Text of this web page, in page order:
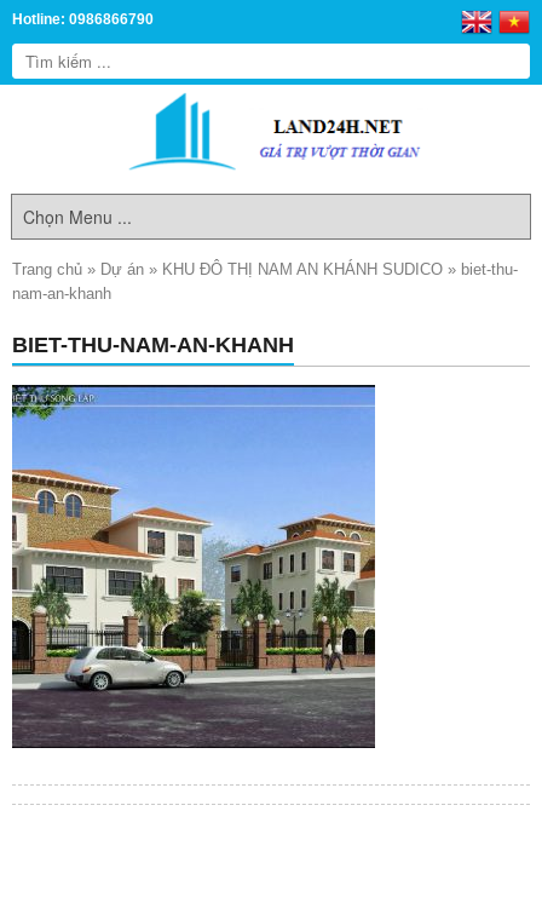
Hotline: 0986866790
Trang chủ » Dự án » KHU ĐÔ THỊ NAM AN KHÁNH SUDICO » biet-thu-
nam-an-khanh
BIET-THU-NAM-AN-KHANH